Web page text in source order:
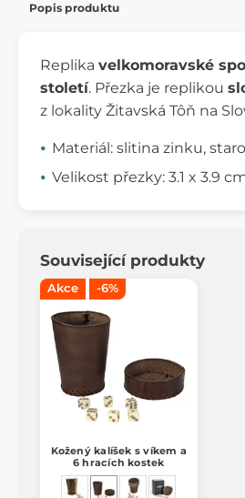
Popis produktu
Replika velkomoravské
století. Přezka je replikou
z lokality Žitavská Tôň na
Materiál: slitina zinku,
Velikost přezky: 3.1 x 3.9
Související produkty
Akce -6%
Kožený kalíšek s víkem a
6 hracích kostek